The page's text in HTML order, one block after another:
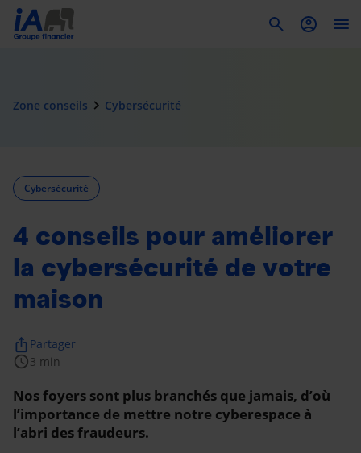
Zone conseils navigate_next Cybersécurité
Cybersécurité
4 conseils pour améliorer
la cybersécurité de votre
maison
schedule 3 min
ios_share Partager
Nos foyers sont plus branchés que jamais, d’où
l’importance de mettre notre cyberespace à
l’abri des fraudeurs.